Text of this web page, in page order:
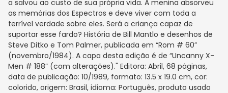
a salvou ao custo de sua própria vida. A menina absorveu
as memórias dos Espectros e deve viver com toda a
terrível verdade sobre eles. Será a criança capaz de
suportar esse fardo? História de Bill Mantlo e desenhos de
Steve Ditko e Tom Palmer, publicada em “Rom # 60”
(novembro/1984). A capa desta edição é de “Uncanny X-
Men # 188” (com alterações)." Editora: Abril, 68 páginas,
data de publicação: 10/1989, formato: 13.5 x 19.0 cm, cor:
colorido, origem: Brasil, idioma: Português, produto usado